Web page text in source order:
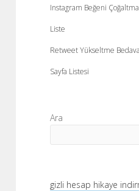
Instagram Beğeni Çoğaltma
Liste
Retweet Yükseltme Bedava
Sayfa Listesi
Yan
Menü
Ara
gizli hesap hikaye